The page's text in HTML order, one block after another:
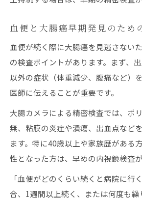
血便と大腸癌早期発見のため
血便が続く際に大腸癌を見逃さない
の検査ポイントがあります。まず、
以外の症状（体重減少、腹痛など）
医師に伝えることが重要です。
大腸カメラによる精密検査では、ポ
無、粘膜の炎症や潰瘍、出血点など
ます。特に40歳以上や家族歴がある
性となった方は、早めの内視鏡検査が
「血便がどのくらい続くと病院に行
合、1週間以上続く、または何度も